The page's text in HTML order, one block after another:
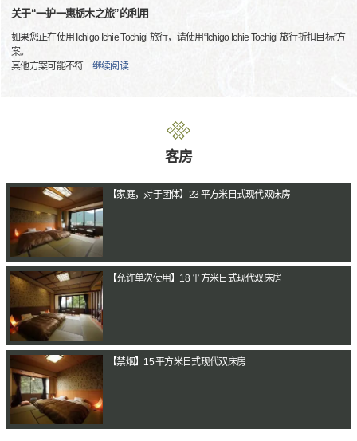
关于“一护一惠栃木之旅”的利用
如果您正在使用 Ichigo Ichie Tochigi 旅行，请使用“Ichigo Ichie Tochigi 旅行折扣目标”方
案。
其他方案可能不符…继续阅读
客房
【家庭，对于团体】23 平方米日式现代双床房
【允许单次使用】18 平方米日式现代双床房
【禁烟】15 平方米日式现代双床房